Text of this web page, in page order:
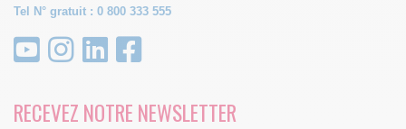
Tel N° gratuit : 0 800 333 555
RECEVEZ NOTRE NEWSLETTER